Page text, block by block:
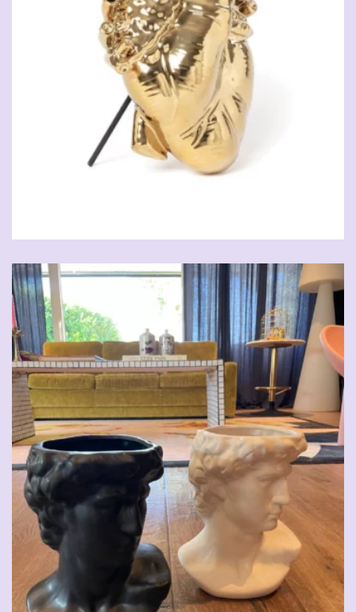
CHF108.90
CHF59.00